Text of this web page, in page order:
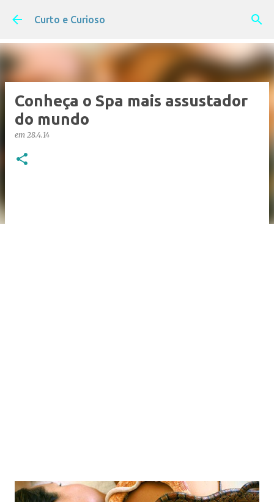
Pular para o conteúdo principal
Curto e Curioso
Conheça o Spa mais assustador
do mundo
em 28.4.14